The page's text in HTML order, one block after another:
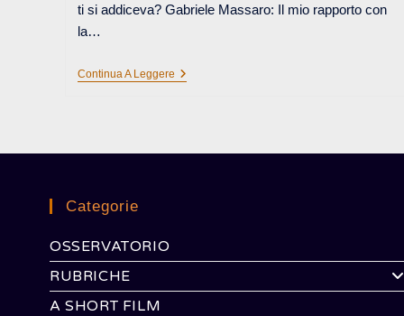
ti si addiceva? Gabriele Massaro: Il mio rapporto con
la…
Continua A LeggereCONVERSAZIONE
Categorie
OSSERVATORIO
RUBRICHE
A SHORT FILM